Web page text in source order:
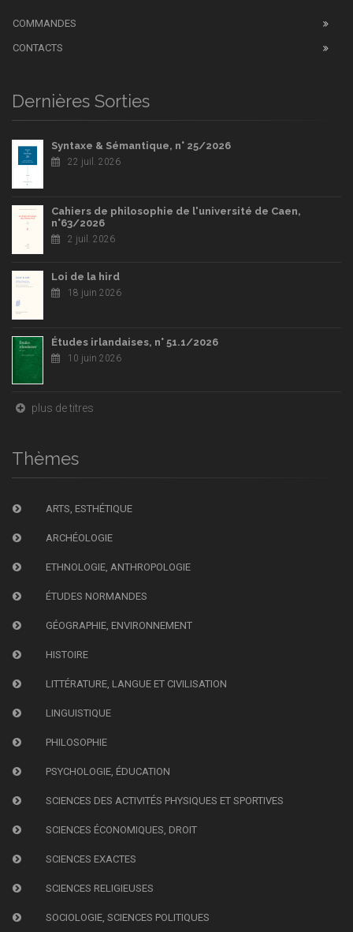
COMMANDES
CONTACTS
Dernières Sorties
Syntaxe & Sémantique, n° 25/2026
22 juil. 2026
Cahiers de philosophie de l'université de Caen,
n°63/2026
2 juil. 2026
Loi de la hird
18 juin 2026
Études irlandaises, n° 51.1/2026
10 juin 2026
plus de titres
Thèmes
ARTS, ESTHÉTIQUE
ARCHÉOLOGIE
ETHNOLOGIE, ANTHROPOLOGIE
ÉTUDES NORMANDES
GÉOGRAPHIE, ENVIRONNEMENT
HISTOIRE
LITTÉRATURE, LANGUE ET CIVILISATION
LINGUISTIQUE
PHILOSOPHIE
PSYCHOLOGIE, ÉDUCATION
SCIENCES DES ACTIVITÉS PHYSIQUES ET SPORTIVES
SCIENCES ÉCONOMIQUES, DROIT
SCIENCES EXACTES
SCIENCES RELIGIEUSES
SOCIOLOGIE, SCIENCES POLITIQUES